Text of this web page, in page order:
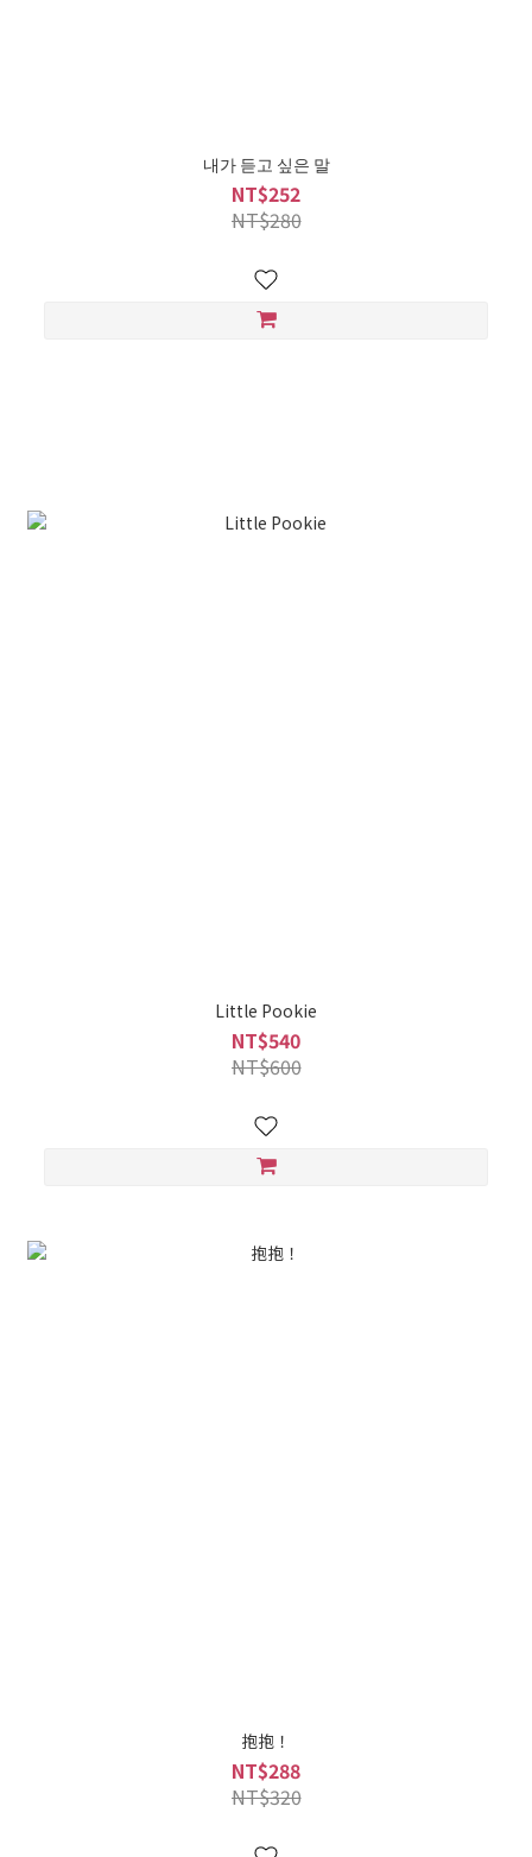
내가 듣고 싶은 말
NT$252
NT$280
Little Pookie
NT$540
NT$600
抱抱！
NT$288
NT$320